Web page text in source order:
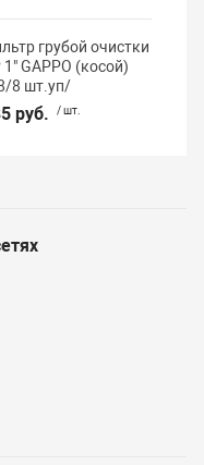
грубой очистки
1" GAPPO (косой)
8 шт.уп/
руб. / шт.